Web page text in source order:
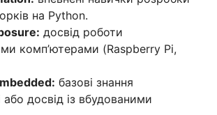
на Python.
досвід роботи
комп’ютерами (Raspberry Pi,
базові знання
або досвід із вбудованими